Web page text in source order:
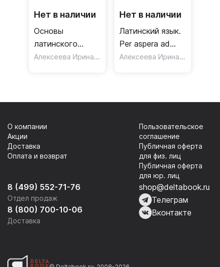
Нет в наличии
Основы
латинского
языка с
Алексеева Ирина Семеновна ,Медникова Галина
Нет в наличии
Латинский язык.
Per aspera ad
linguam Latinam.Алексеева Ирина Семеновна
8 (499) 552-71-76
Отдел продаж
8 (800) 700-10-06
Доставка
О компании
Акции
Доставка
Оплата и возврат
Пользовательское
соглашение
Публичная оферта
для физ. лиц
Публичная оферта
для юр. лиц
shop@deltabook.ru
Телеграм
Вконтакте